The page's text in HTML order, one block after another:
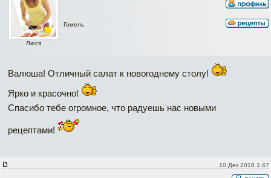
Люся
Гомель
Валюша! Отличный салат к новогоднему столу!
Ярко и красочно!
Спасибо тебе огромное, что радуешь нас новыми
рецептами!
10 Дек 2018 1:47